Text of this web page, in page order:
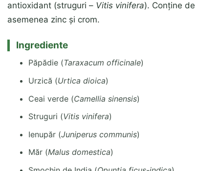
antioxidant (struguri – Vitis vinifera). Conține de
asemenea zinc și crom.
Ingrediente
Păpădie (Taraxacum officinale)
Urzică (Urtica dioica)
Ceai verde (Camellia sinensis)
Struguri (Vitis vinifera)
Ienupăr (Juniperus communis)
Măr (Malus domestica)